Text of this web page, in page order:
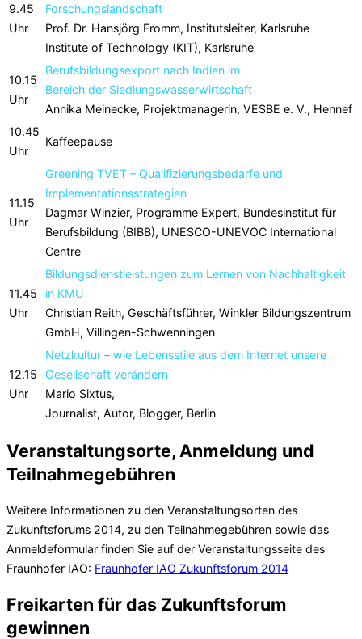
9.45
Uhr
Forschungslandschaft
Prof. Dr. Hansjörg Fromm, Institutsleiter, Karlsruhe
Institute of Technology (KIT), Karlsruhe
10.15
Uhr
Berufsbildungsexport nach Indien im
Bereich der Siedlungswasserwirtschaft
Annika Meinecke, Projektmanagerin, VESBE e. V., Hennef
10.45
Uhr
Kaffeepause
11.15
Uhr
Greening TVET – Qualifizierungsbedarfe und
Implementationsstrategien
Dagmar Winzier, Programme Expert, Bundesinstitut für
Berufsbildung (BIBB), UNESCO-UNEVOC International
Centre
11.45
Uhr
Bildungsdienstleistungen zum Lernen von Nachhaltigkeit
in KMU
Christian Reith, Geschäftsführer, Winkler Bildungszentrum
GmbH, Villingen-Schwenningen
12.15
Uhr
Netzkultur – wie Lebensstile aus dem Internet unsere
Gesellschaft verändern
Mario Sixtus,
Journalist, Autor, Blogger, Berlin
Veranstaltungsorte, Anmeldung und
Teilnahmegebühren
Weitere Informationen zu den Veranstaltungsorten des
Zukunftsforums 2014, zu den Teilnahmegebühren sowie das
Anmeldeformular finden Sie auf der Veranstaltungsseite des
Fraunhofer IAO: Fraunhofer IAO Zukunftsforum 2014
Freikarten für das Zukunftsforum
gewinnen